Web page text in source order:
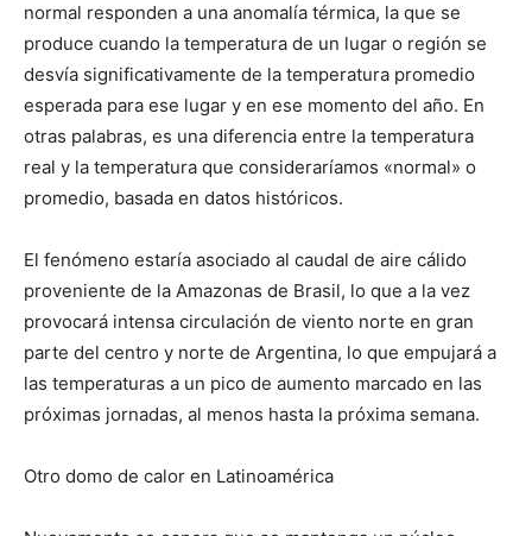
se
ve…
normal responden a una anomalía térmica, la que se
produce cuando la temperatura de un lugar o región se
desvía significativamente de la temperatura promedio
esperada para ese lugar y en ese momento del año. En
otras palabras, es una diferencia entre la temperatura
real y la temperatura que consideraríamos «normal» o
promedio, basada en datos históricos.
El fenómeno estaría asociado al caudal de aire cálido
proveniente de la Amazonas de Brasil, lo que a la vez
provocará intensa circulación de viento norte en gran
parte del centro y norte de Argentina, lo que empujará a
las temperaturas a un pico de aumento marcado en las
próximas jornadas, al menos hasta la próxima semana.
Otro domo de calor en Latinoamérica